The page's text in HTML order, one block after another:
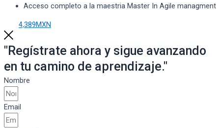
Acceso completo a la maestria Master In Agile managment
4,389MXN
"Regístrate ahora y sigue avanzando
en tu camino de aprendizaje."
Nombre
Email